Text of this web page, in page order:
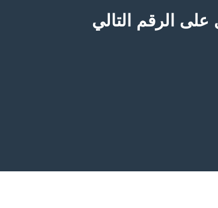
الرقم التالي